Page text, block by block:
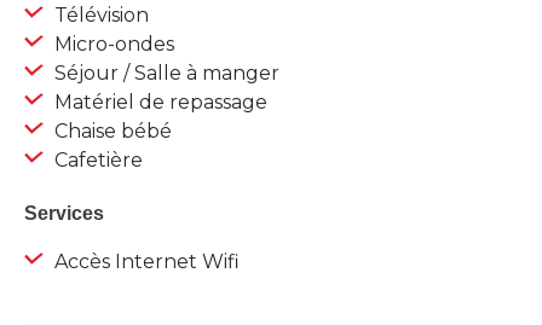
Télévision
Micro-ondes
Séjour / Salle à manger
Matériel de repassage
Chaise bébé
Cafetière
Services
Accès Internet Wifi